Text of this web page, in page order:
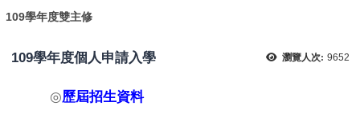
109學年度雙主修
瀏覽人次: 9652
109學年度個人申請入學
◎歷屆招生資料